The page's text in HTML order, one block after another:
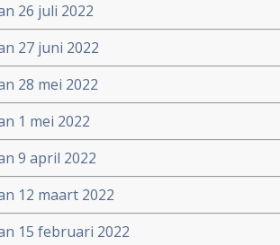
26 juli 2022
27 juni 2022
28 mei 2022
1 mei 2022
9 april 2022
12 maart 2022
15 februari 2022